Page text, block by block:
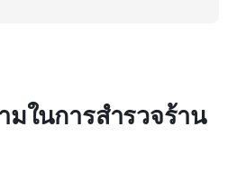
ในการสำรวจร้าน